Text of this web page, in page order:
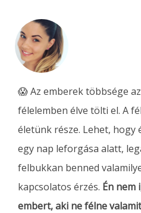
😱 Az emberek többsége
félelemben élve tölti el. A
életünk része. Lehet, hogy
egy nap leforgása alatt,
felbukkan benned
kapcsolatos érzés. Én nem
embert, aki ne félne